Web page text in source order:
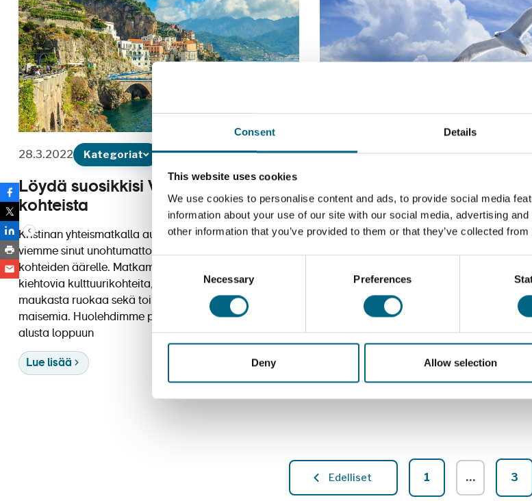
Consent Details
This website uses cookies
We use cookies to personalise content and ads, to provide social media
information about your use of our site with our social media, advertising
other information that you’ve provided to them or that they’ve collected
Consent
Necessary Preferences
Deny Allow selection
28.3.2022 Kategoriat
Löydä suosikkisi Välimeren
kohteista
Kristinan yhteismatkalla aurinkoiselle Välimerelle
viemme sinut unohtumattomien elämyksien ja
kohteiden äärelle. Matkamme pitävät sisällään
kiehtovia kulttuurikohteita, kristallinkirkasta vettä,
maukasta ruokaa sekä toinen toistaan kauniimpia
maisemia. Huolehdimme puolestasi matkajärjestelyt
alusta loppuun
Lue lisää
8.5.2020 Kategoriat
mahdollisuuksia
”Olet kasvotusten käsittämättömän
tiedä mitä huominen tuo tullessaan. Et
koottava itsensä, on ymmärrettävä
löydettävä
Lue lisää
Edelliset 1 … 3